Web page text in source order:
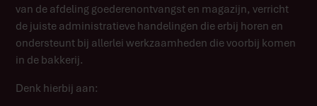
van de afdeling goederenontvangst en magazijn, verricht
de juiste administratieve handelingen die erbij horen en
ondersteunt bij allerlei werkzaamheden die voorbij komen
in de bakkerij.
Denk hierbij aan: